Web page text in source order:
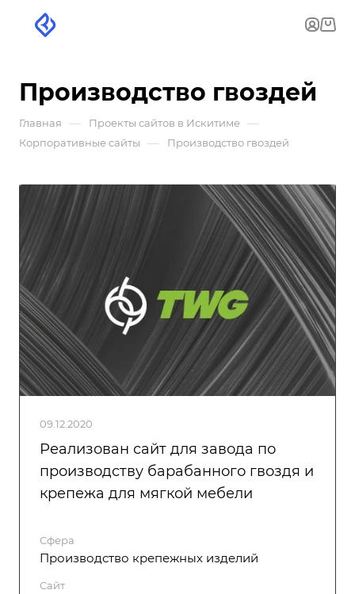
Производство гвоздей
Главная — Проекты сайтов в Искитиме —
Корпоративные сайты — Производство гвоздей
09.12.2020
Реализован сайт для завода по
производству барабанного гвоздя и
крепежа для мягкой мебели
Сфера
Производство крепежных изделий
Сайт